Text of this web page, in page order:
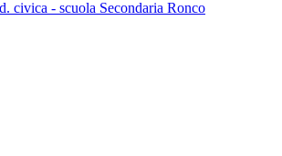
civica - scuola Secondaria Ronco